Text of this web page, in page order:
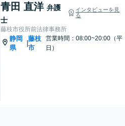
青田 直洋 弁護
士
インタビューを見
る
藤枝市役所前法律事務所
静岡
県
|
藤枝
市
営業時間：08:00~20:00（平
日）